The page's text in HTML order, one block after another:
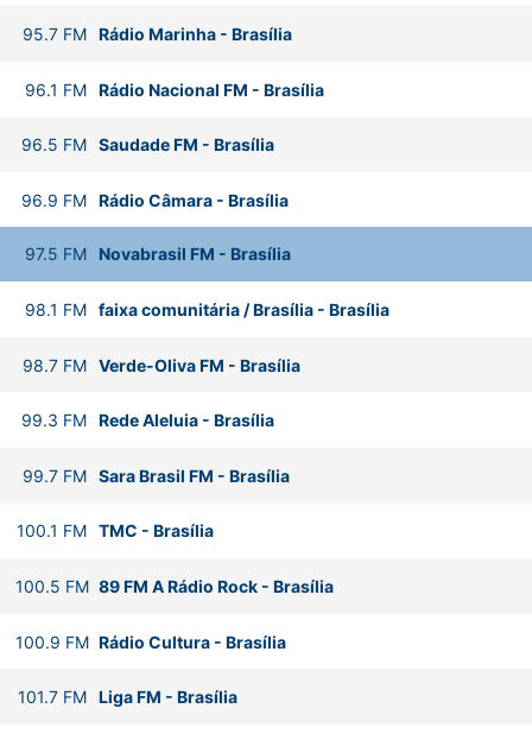
95.7 FM Rádio Marinha- Brasília
96.1 FM Rádio Nacional FM - Brasília
96.5 FM Saudade FM - Brasília
96.9 FM Rádio Câmara- Brasília
97.5 FM Novabrasil FM - Brasília
98.1 FM faixa comunitária / Brasília- Brasília
98.7 FM Verde-Oliva FM - Brasília
99.3 FM Rede Aleluia- Brasília
99.7 FM Sara Brasil FM - Brasília
100.1 FM TMC - Brasília
100.5 FM 89 FM A Rádio Rock- Brasília
100.9 FM Rádio Cultura- Brasília
101.7 FM Liga FM - Brasília